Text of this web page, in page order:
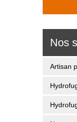
Nos
Artisan